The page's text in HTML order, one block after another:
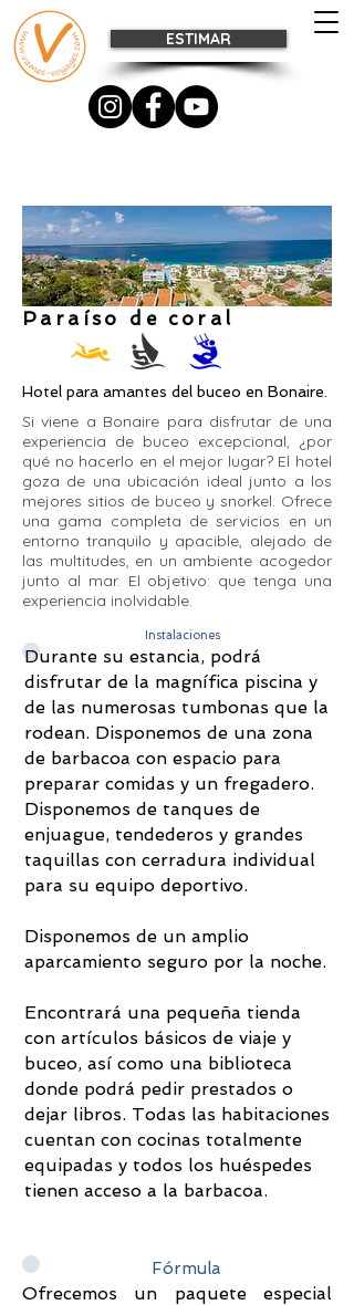
ESTIMAR
Paraíso de coral
Hotel para amantes del buceo en Bonaire.
Si viene a Bonaire para disfrutar de una
experiencia de buceo excepcional, ¿por
qué no hacerlo en el mejor lugar? El hotel
goza de una ubicación ideal junto a los
mejores sitios de buceo y snorkel. Ofrece
una gama completa de servicios en un
entorno tranquilo y apacible, alejado de
las multitudes, en un ambiente acogedor
junto al mar. El objetivo: que tenga una
experiencia inolvidable.
Instalaciones
Durante su estancia, podrá
disfrutar de la magnífica piscina y
de las numerosas tumbonas que la
rodean. Disponemos de una zona
de barbacoa con espacio para
preparar comidas y un fregadero.
Disponemos de tanques de
enjuague, tendederos y grandes
taquillas con cerradura individual
para su equipo deportivo.
Disponemos de un amplio
aparcamiento seguro por la noche.
Encontrará una pequeña tienda
con artículos básicos de viaje y
buceo, así como una biblioteca
donde podrá pedir prestados o
dejar libros. Todas las habitaciones
cuentan con cocinas totalmente
equipadas y todos los huéspedes
tienen acceso a la barbacoa.
Fórmula
Ofrecemos un paquete especial